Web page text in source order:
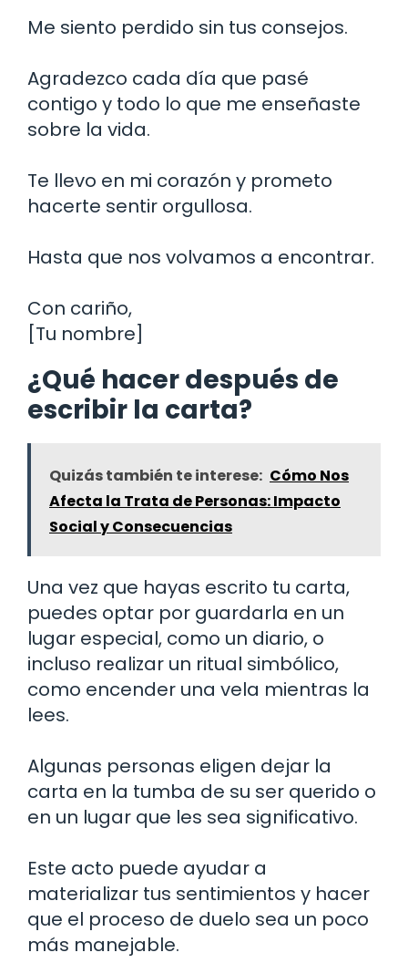
Me siento perdido sin tus consejos.
Agradezco cada día que pasé
contigo y todo lo que me enseñaste
sobre la vida.
Te llevo en mi corazón y prometo
hacerte sentir orgullosa.
Hasta que nos volvamos a encontrar.
Con cariño,
[Tu nombre]
¿Qué hacer después de
escribir la carta?
Quizás también te interese: Cómo Nos
Afecta la Trata de Personas: Impacto
Social y Consecuencias
Una vez que hayas escrito tu carta,
puedes optar por guardarla en un
lugar especial, como un diario, o
incluso realizar un ritual simbólico,
como encender una vela mientras la
lees.
Algunas personas eligen dejar la
carta en la tumba de su ser querido o
en un lugar que les sea significativo.
Este acto puede ayudar a
materializar tus sentimientos y hacer
que el proceso de duelo sea un poco
más manejable.